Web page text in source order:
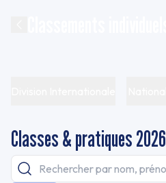
Classes & pratiques 2026